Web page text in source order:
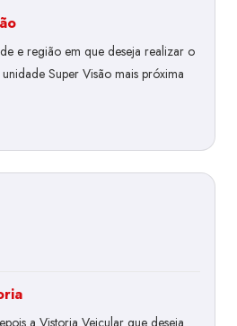
e região em que deseja realizar o
Super Visão mais próxima